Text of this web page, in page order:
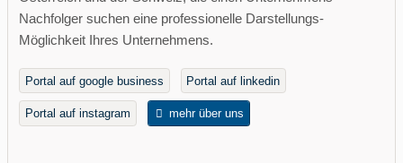
Nachfolger suchen eine professionelle Darstellungs-
Möglichkeit Ihres Unternehmens.
Portal auf google business Portal auf linkedin
Portal auf instagram mehr über uns